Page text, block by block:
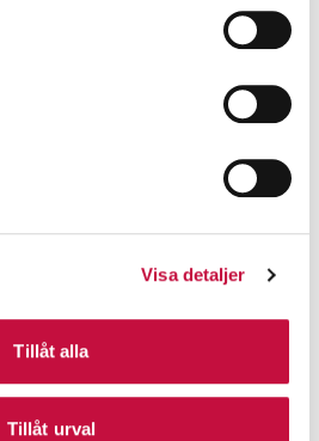
Visa detaljer
Tillåt alla
Tillåt urval